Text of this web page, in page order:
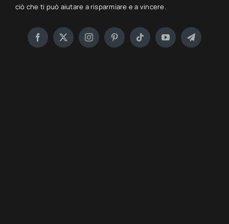
ciò che ti può aiutare a risparmiare e a vincere.